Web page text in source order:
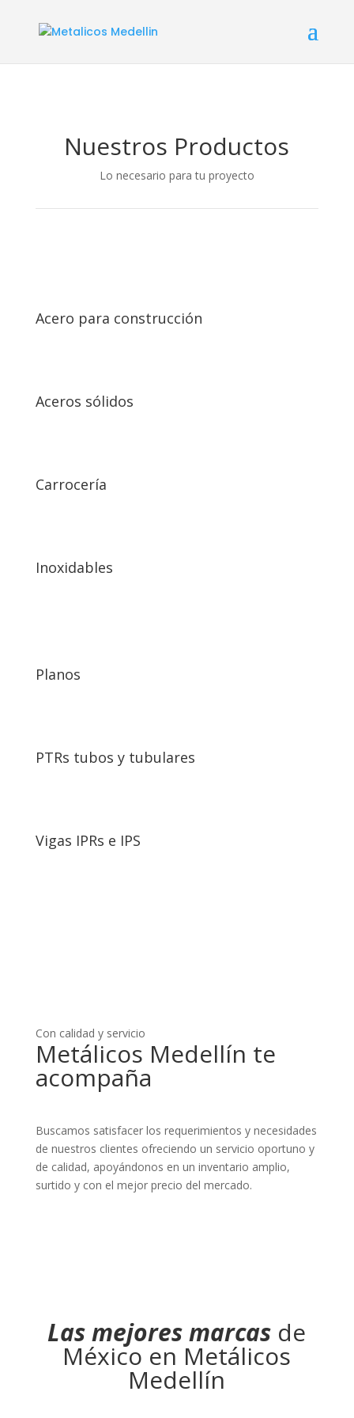
Nuestros Productos
Lo necesario para tu proyecto
Acero para construcción
Aceros sólidos
Carrocería
Inoxidables
Planos
PTRs tubos y tubulares
Vigas IPRs e IPS
Con calidad y servicio
Metálicos Medellín te
acompaña
Buscamos satisfacer los requerimientos y necesidades
de nuestros clientes ofreciendo un servicio oportuno y
de calidad, apoyándonos en un inventario amplio,
surtido y con el mejor precio del mercado.
Las mejores marcas de
México en Metálicos
Medellín